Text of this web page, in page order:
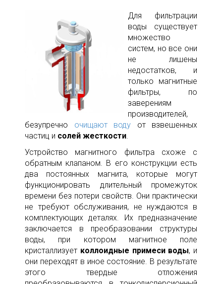
Для фильтрации
воды существует
множество
систем, но все они
не лишены
недостатков, и
только магнитные
фильтры, по
заверениям
производителей,
безупречно очищают воду от взвешенных
частиц и солей жесткости.
Устройство магнитного фильтра схоже с
обратным клапаном. В его конструкции есть
два постоянных магнита, которые могут
функционировать длительный промежуток
времени без потери свойств. Они практически
не требуют обслуживания, не нуждаются в
комплектующих деталях. Их предназначение
заключается в преобразовании структуры
воды, при котором магнитное поле
кристаллизует коллоидные примеси воды, и
они переходят в иное состояние. В результате
этого твердые отложения